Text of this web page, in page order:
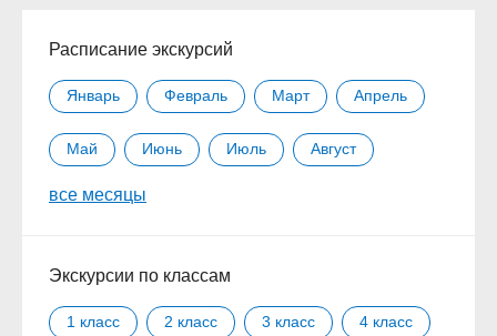
Расписание экскурсий
Январь Февраль Март Апрель
Май Июнь Июль Август
Сентябрь
все месяцы
Экскурсии по классам
1 класс 2 класс 3 класс 4 класс